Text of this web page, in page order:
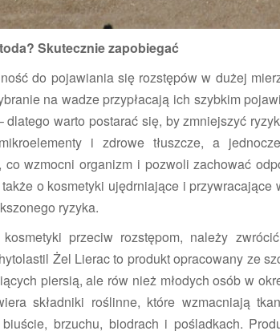
Skutecznie zapobiegać
do pojawiania się rozstępów w dużej
na wadze przypłacają ich szybkim
dlatego warto postarać się, by zmniejszyć
i zdrowe tłuszcze, a
co wzmocni organizm i pozwoli zachować
o kosmetyki ujędrniające i przywracające
ryzyka.
przeciw rozstępom, należy
Żel Lierac to produkt opracowany ze
piersią, ale rów nież młodych osób w
składniki roślinne, które wzmacniają
brzuchu, biodrach i pośladkach.